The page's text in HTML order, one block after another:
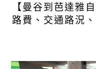
【曼谷到芭達雅
路費、交通路況